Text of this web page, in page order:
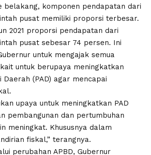
belakang, komponen pendapatan dari
pusat memiliki proporsi terbesar.
2021 proporsi pendapatan dari
pusat sebesar 74 persen. Ini
untuk mengajak semua
untuk berupaya meningkatkan
Daerah (PAD) agar mencapai
upaya untuk meningkatkan PAD
pembangunan dan pertumbuhan
meningkat. Khususnya dalam
fiskal,” terangnya.
perubahan APBD, Gubernur